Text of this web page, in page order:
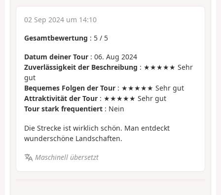
02 Sep 2024 um 14:10
Gesamtbewertung : 5 / 5
Datum deiner Tour : 06. Aug 2024
Zuverlässigkeit der Beschreibung : ★★★★★ Sehr
gut
Bequemes Folgen der Tour : ★★★★★ Sehr gut
Attraktivität der Tour : ★★★★★ Sehr gut
Tour stark frequentiert : Nein
Die Strecke ist wirklich schön. Man entdeckt
wunderschöne Landschaften.
Maschinell übersetzt